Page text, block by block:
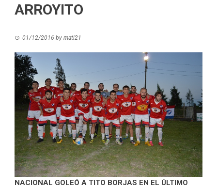
ARROYITO
01/12/2016 by mati21
NACIONAL GOLEÓ A TITO BORJAS EN EL ÚLTIMO